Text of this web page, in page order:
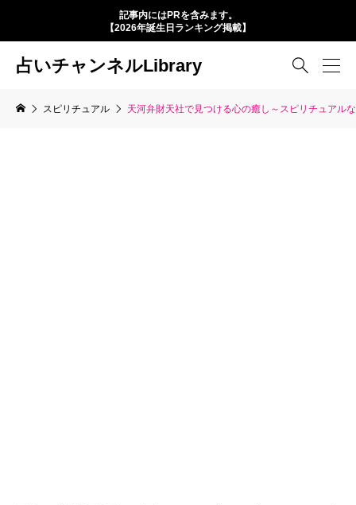
記事内にはPRを含みます。
【2026年誕生日ランキング掲載】
占いチャンネルLibrary 
スピリチュアル 天河弁財天社で見つける心の癒し～スピリチュアル